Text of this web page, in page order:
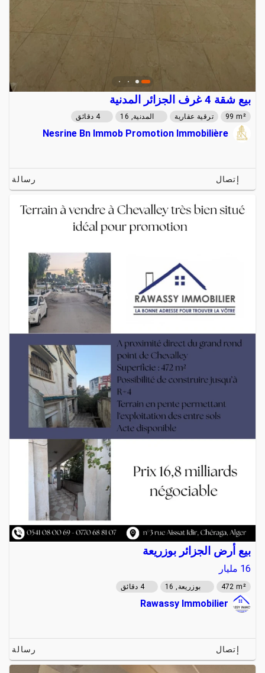
بيع شقة 4 غرف الجزائر المدنية
99 m² ترقية عقارية المدنية, 16 4 دقائق
Nesrine Bn Immob Promotion Immobilière
إتصال رسالة
بيع أرض الجزائر بوزريعة
16 مليار
472 m² بوزريعة, 16 4 دقائق
Rawassy Immobilier
إتصال رسالة